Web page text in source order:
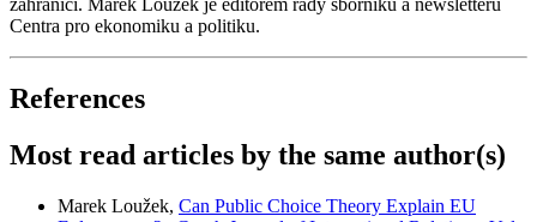
zahraničí. Marek Loužek je editorem řady sborníků a newsletteru
Centra pro ekonomiku a politiku.
References
Most read articles by the same author(s)
Marek Loužek, Can Public Choice Theory Explain EU